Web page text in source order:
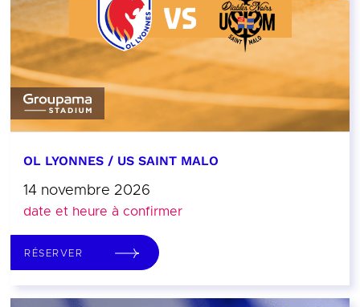
OL LYONNES / US SAINT MALO
14 novembre 2026
date et heure à confirmer
RÉSERVER